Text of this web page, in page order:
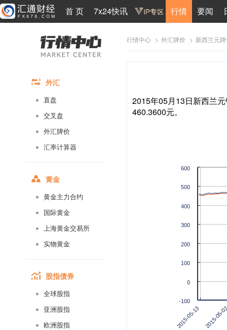
首 页 7x24快讯 行情 要闻
外汇
直盘
交叉盘
外汇牌价
汇率计算器
黄金
黄金主力合约
国际黄金
上海黄金交易所
实物黄金
股指债券
全球股指
亚洲股指
欧洲股指
行情中心 > 外汇牌价 > 新西兰元
2015年05月13日新西兰
460.3600元。
2015-05-13 2015-
-100
0
100
200
300
400
500
600